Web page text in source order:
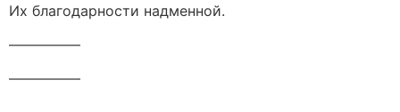
Их благодарности надменной.
—————
—————